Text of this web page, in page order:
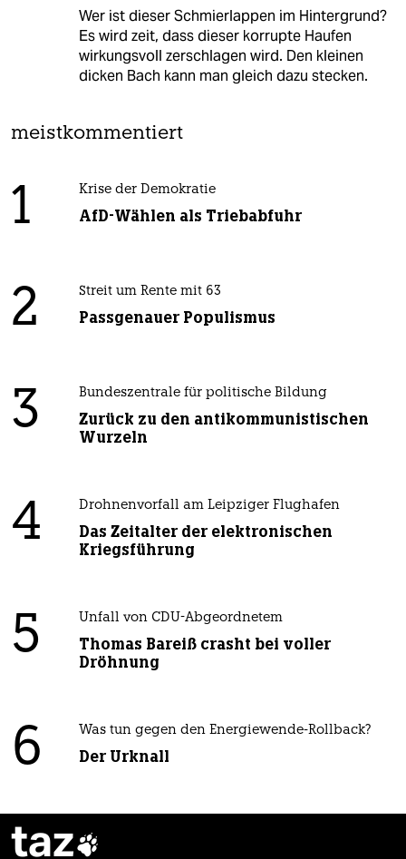
Wer ist dieser Schmierlappen im Hintergrund?
Es wird zeit, dass dieser korrupte Haufen
wirkungsvoll zerschlagen wird. Den kleinen
dicken Bach kann man gleich dazu stecken.
meistkommentiert
1 Krise der Demokratie
AfD-Wählen als Triebabfuhr
2 Streit um Rente mit 63
Passgenauer Populismus
3 Bundeszentrale für politische Bildung
Zurück zu den antikommunistischen
Wurzeln
4 Drohnenvorfall am Leipziger Flughafen
Das Zeitalter der elektronischen
Kriegsführung
5 Unfall von CDU-Abgeordnetem
Thomas Bareiß crasht bei voller
Dröhnung
6 Was tun gegen den Energiewende-Rollback?
Der Urknall
taz